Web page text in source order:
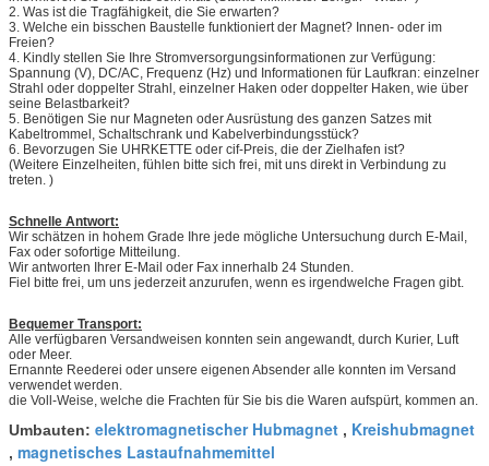
2. Was ist die Tragfähigkeit, die Sie erwarten?
3. Welche ein bisschen Baustelle funktioniert der Magnet? Innen- oder im
Freien?
4. Kindly stellen Sie Ihre Stromversorgungsinformationen zur Verfügung:
Spannung (V), DC/AC, Frequenz (Hz) und Informationen für Laufkran: einzelner
Strahl oder doppelter Strahl, einzelner Haken oder doppelter Haken, wie über
seine Belastbarkeit?
5. Benötigen Sie nur Magneten oder Ausrüstung des ganzen Satzes mit
Kabeltrommel, Schaltschrank und Kabelverbindungsstück?
6. Bevorzugen Sie UHRKETTE oder cif-Preis, die der Zielhafen ist?
(Weitere Einzelheiten, fühlen bitte sich frei, mit uns direkt in Verbindung zu
treten. )
Schnelle Antwort:
Wir schätzen in hohem Grade Ihre jede mögliche Untersuchung durch E-Mail,
Fax oder sofortige Mitteilung.
Wir antworten Ihrer E-Mail oder Fax innerhalb 24 Stunden.
Fiel bitte frei, um uns jederzeit anzurufen, wenn es irgendwelche Fragen gibt.
Bequemer Transport:
Alle verfügbaren Versandweisen konnten sein angewandt, durch Kurier, Luft
oder Meer.
Ernannte Reederei oder unsere eigenen Absender alle konnten im Versand
verwendet werden.
die Voll-Weise, welche die Frachten für Sie bis die Waren aufspürt, kommen an.
Umbauten: elektromagnetischer Hubmagnet , Kreishubmagnet
, magnetisches Lastaufnahmemittel